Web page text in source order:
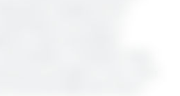
spagnole più
europee a
Sarà impossibile
Brasile e Canada in Asia.
a svolgere il suo ruolo
Mondiali del Suino”.